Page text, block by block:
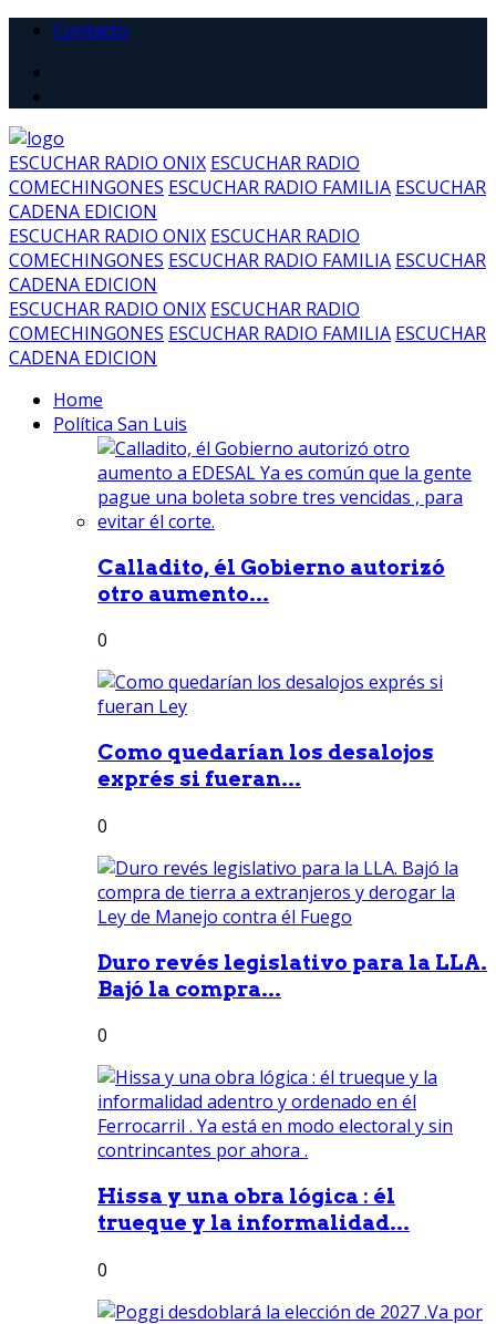
Contacto
ESCUCHAR RADIO ONIX ESCUCHAR RADIO
COMECHINGONES ESCUCHAR RADIO FAMILIA ESCUCHAR
CADENA EDICION
ESCUCHAR RADIO ONIX ESCUCHAR RADIO
COMECHINGONES ESCUCHAR RADIO FAMILIA ESCUCHAR
CADENA EDICION
ESCUCHAR RADIO ONIX ESCUCHAR RADIO
COMECHINGONES ESCUCHAR RADIO FAMILIA ESCUCHAR
CADENA EDICION
Home
Política San Luis
Calladito, él Gobierno autorizó
otro aumento...
0
Como quedarían los desalojos
exprés si fueran...
0
Duro revés legislativo para la LLA.
Bajó la compra...
0
Hissa y una obra lógica : él
trueque y la informalidad...
0